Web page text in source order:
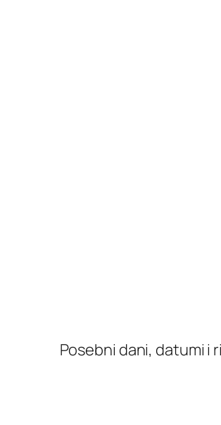
Posebni dani, datumi i